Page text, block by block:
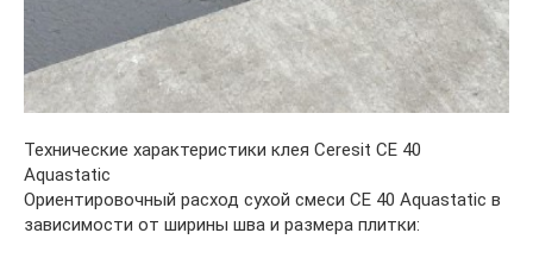
Технические характеристики клея Ceresit CE 40
Aquastatic
Ориентировочный расход сухой смеси CE 40 Aquastatic в
зависимости от ширины шва и размера плитки: